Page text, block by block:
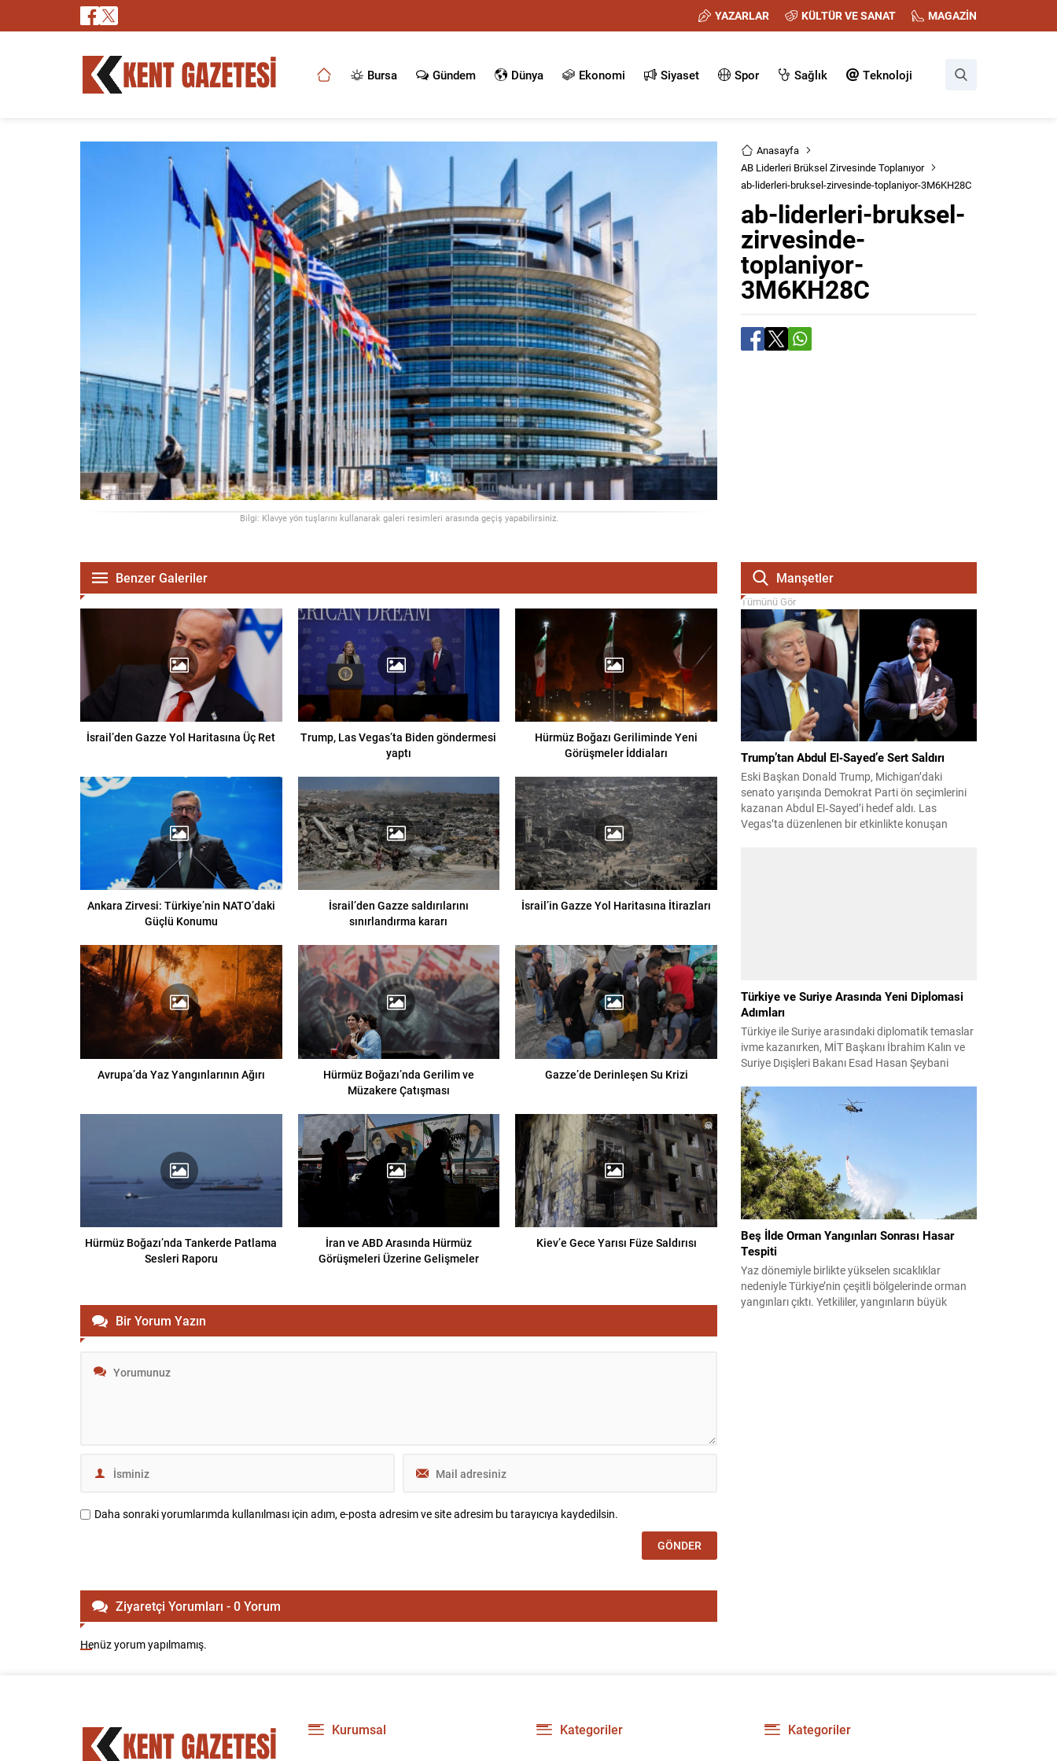
YAZARLAR KÜLTÜR VE SANAT MAGAZİN
Bursa Gündem Dünya Ekonomi Siyaset Spor Sağlık Teknoloji
Bilgi: Klavye yön tuşlarını kullanarak galeri resimleri arasında geçiş yapabilirsiniz.
Anasayfa
AB Liderleri Brüksel Zirvesinde Toplanıyor
ab-liderleri-bruksel-zirvesinde-toplaniyor-3M6KH28C
ab-liderleri-bruksel-
zirvesinde-
toplaniyor-
3M6KH28C
Benzer Galeriler
İsrail’den Gazze Yol Haritasına Üç Ret
Trump, Las Vegas’ta Biden göndermesi
yaptı
Hürmüz Boğazı Geriliminde Yeni
Görüşmeler İddiaları
Ankara Zirvesi: Türkiye’nin NATO’daki
Güçlü Konumu
İsrail’den Gazze saldırılarını
sınırlandırma kararı
İsrail’in Gazze Yol Haritasına İtirazları
Avrupa’da Yaz Yangınlarının Ağırı
Hürmüz Boğazı’nda Gerilim ve
Müzakere Çatışması
Gazze’de Derinleşen Su Krizi
Hürmüz Boğazı’nda Tankerde Patlama
Sesleri Raporu
İran ve ABD Arasında Hürmüz
Görüşmeleri Üzerine Gelişmeler
Kiev’e Gece Yarısı Füze Saldırısı
Bir Yorum Yazın
Daha sonraki yorumlarımda kullanılması için adım, e-posta adresim ve site adresim bu tarayıcıya kaydedilsin.
Ziyaretçi Yorumları - 0 Yorum
Henüz yorum yapılmamış.
Manşetler
Tümünü Gör
Trump’tan Abdul El‑Sayed’e Sert Saldırı
Eski Başkan Donald Trump, Michigan’daki
senato yarışında Demokrat Parti ön seçimlerini
kazanan Abdul El‑Sayed’i hedef aldı. Las
Vegas’ta düzenlenen bir etkinlikte konuşan
Türkiye ve Suriye Arasında Yeni Diplomasi
Adımları
Türkiye ile Suriye arasındaki diplomatik temaslar
ivme kazanırken, MİT Başkanı İbrahim Kalın ve
Suriye Dışişleri Bakanı Esad Hasan Şeybani
arasındaki iş birliği imkanları ve bölgesel istikrar
konuları detaylı şekilde ele alındı. Taraflar, komşu
ülkelerle ilişkilerin güçlendirilmesinin gerekliliği
üzerinde mutabık kaldı; ayrıca Suriye-Lübnan
ilişkilerine...
Beş İlde Orman Yangınları Sonrası Hasar
Tespiti
Yaz dönemiyle birlikte yükselen sıcaklıklar
nedeniyle Türkiye’nin çeşitli bölgelerinde orman
yangınları çıktı. Yetkililer, yangınların büyük
Kurumsal Kategoriler Kategoriler